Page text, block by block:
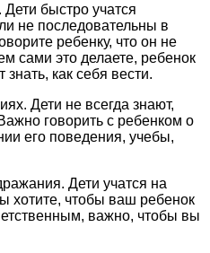
быстро учатся
не последовательны в
ребенку, что он не
сами это делаете, ребенок
знать, как себя вести.
Дети не всегда знают,
говорить с ребенком о
его поведения, учебы,
Дети учатся на
хотите, чтобы ваш ребенок
важно, чтобы вы